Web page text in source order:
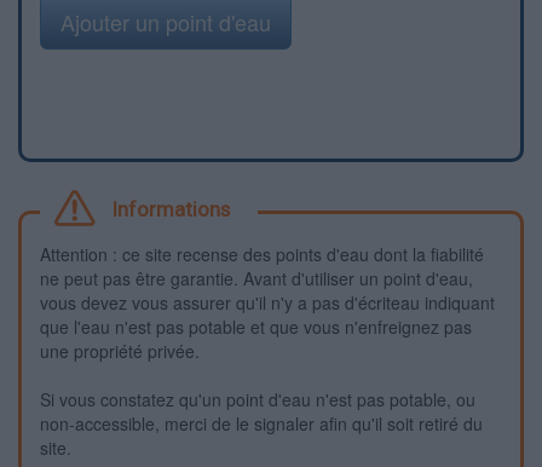
Ajouter un point d'eau
Informations
Attention : ce site recense des points d'eau dont la fiabilité
ne peut pas être garantie. Avant d'utiliser un point d'eau,
vous devez vous assurer qu'il n'y a pas d'écriteau indiquant
que l'eau n'est pas potable et que vous n'enfreignez pas
une propriété privée.
Si vous constatez qu'un point d'eau n'est pas potable, ou
non-accessible, merci de le signaler afin qu'il soit retiré du
site.